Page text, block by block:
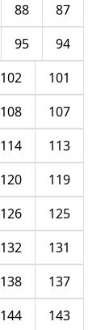
87
88
94
95
101
102
107
108
113
114
119
120
125
126
131
132
137
138
143
144